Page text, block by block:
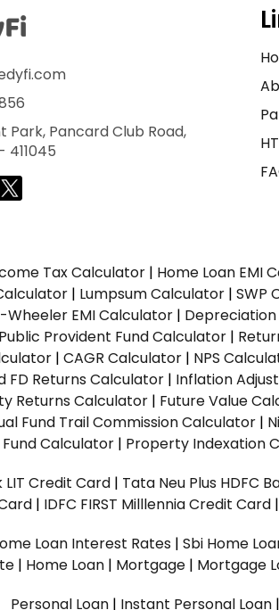
Park, Pancard Club Road,
411045
Tax Calculator | Home Loan EMI
| Lumpsum Calculator | SWP
Wheeler EMI Calculator |
Public Provident Fund Calculator |
| CAGR Calculator | NPS
FD Returns Calculator | Inflation
Returns Calculator | Future Value
Fund Trail Commission Calculator |
Calculator | Property Indexation
LIT Credit Card | Tata Neu Plus HDFC
| IDFC FIRST Milllennia Credit Card |
Loan Interest Rates | Sbi Home
| Home Loan | Mortgage | Mortgage
Personal Loan | Instant Personal Loan |